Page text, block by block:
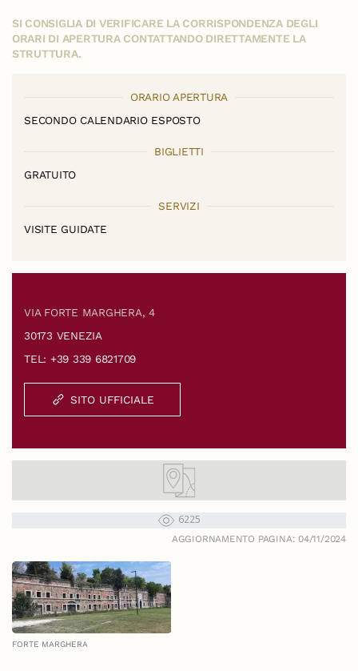
SI CONSIGLIA DI VERIFICARE LA CORRISPONDENZA DEGLI
ORARI DI APERTURA CONTATTANDO DIRETTAMENTE LA
STRUTTURA.
ORARIO APERTURA
SECONDO CALENDARIO ESPOSTO
BIGLIETTI
GRATUITO
SERVIZI
VISITE GUIDATE
VIA FORTE MARGHERA, 4
30173 VENEZIA
TEL: +39 339 6821709
SITO UFFICIALE
6225
AGGIORNAMENTO PAGINA: 04/11/2024
FORTE MARGHERA